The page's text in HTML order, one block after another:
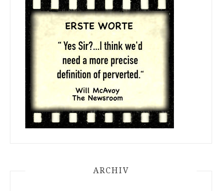
ARCHIV